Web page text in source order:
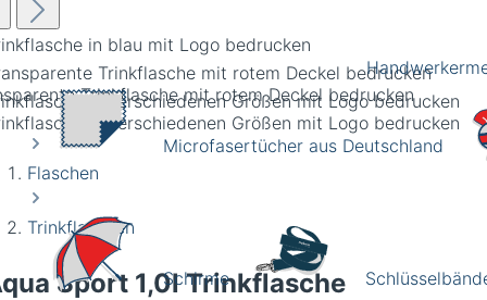
Microfasertücher aus Deutschland
Schirme
Trinkflasche mit rotem Deckel bedrucken
Flaschen
Trinkflaschen
Sport 1,0l Trinkflasche